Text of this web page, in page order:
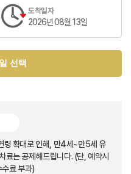
도착일자
2026년 08월 13일
확대로 인해, 만4세~만5세 유
료는 공제해드립니다. (단, 예약시
료 부과)